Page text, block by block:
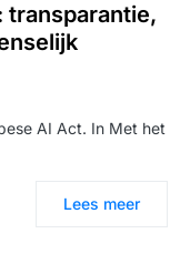
transparantie,
AI Act. In Met het
Lees meer